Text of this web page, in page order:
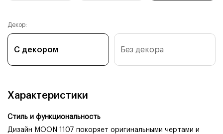
Декор:
С декором Без декора
Характеристики
Стиль и функциональность
Дизайн MOON 1107 покоряет оригинальными чертами и